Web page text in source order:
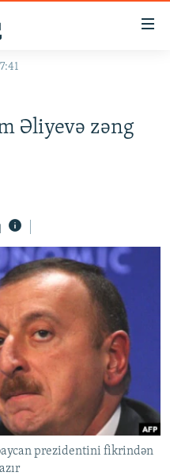
Əliyevə zəng
prezidentini fikrindən